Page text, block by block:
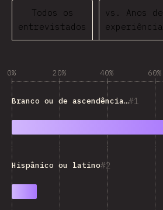
Todos os
entrevistados
vs. Anos de
experiência
0% 20% 40% 60%
1
Branco ou de ascendência europeia
2
Hispânico ou latino